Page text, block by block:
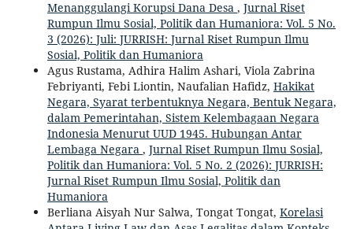
Menanggulangi Korupsi Dana Desa , Jurnal Riset
Rumpun Ilmu Sosial, Politik dan Humaniora: Vol. 5 No.
3 (2026): Juli: JURRISH: Jurnal Riset Rumpun Ilmu
Sosial, Politik dan Humaniora
Agus Rustama, Adhira Halim Ashari, Viola Zabrina
Febriyanti, Febi Liontin, Naufalian Hafidz, Hakikat
Negara, Syarat terbentuknya Negara, Bentuk Negara,
dalam Pemerintahan, Sistem Kelembagaan Negara
Indonesia Menurut UUD 1945. Hubungan Antar
Lembaga Negara , Jurnal Riset Rumpun Ilmu Sosial,
Politik dan Humaniora: Vol. 5 No. 2 (2026): JURRISH:
Jurnal Riset Rumpun Ilmu Sosial, Politik dan
Humaniora
Berliana Aisyah Nur Salwa, Tongat Tongat, Korelasi